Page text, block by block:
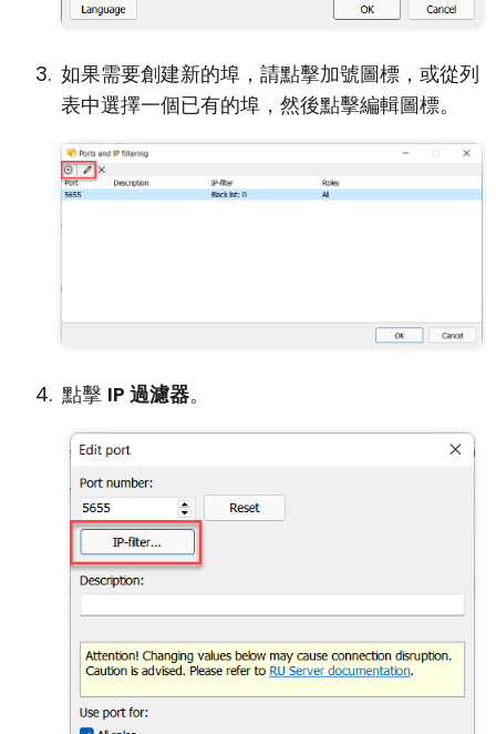
如果需要創建新的埠，請點擊加號圖標，或從列
表中選擇一個已有的埠，然後點擊編輯圖標。
點擊 IP 過濾器。